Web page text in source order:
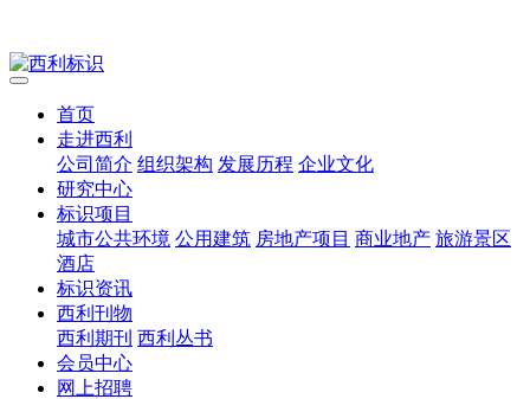
首页
走进西利
公司简介 组织架构 发展历程 企业文化
研究中心
标识项目
城市公共环境 公用建筑 房地产项目 商业地产 旅游景区
酒店
标识资讯
西利刊物
西利期刊 西利丛书
会员中心
网上招聘